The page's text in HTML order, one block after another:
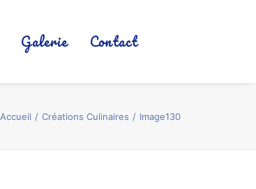
Galerie Contact
Accueil Créations Culinaires Image130